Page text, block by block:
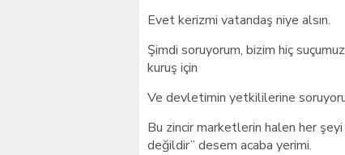
Evet kerizmi vatandaş niye alsın.
Şimdi soruyorum, bizim hiç
kuruş için
Ve devletimin yetkililerine
Bu zincir marketlerin halen her
değildir” desem acaba yerimi.